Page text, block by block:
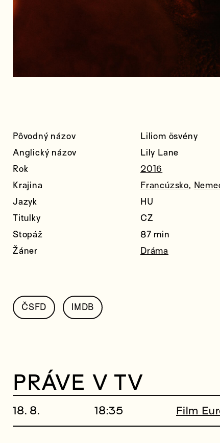
Pôvodný názov
Liliom ösvény
Anglický názov
Lily Lane
Rok
2016
Krajina
Francúzsko,
Jazyk
HU
Titulky
CZ
Stopáž
87 min
Žáner
Dráma
ČSFD IMDB
PRÁVE V TV
18. 8. 18:35 Film